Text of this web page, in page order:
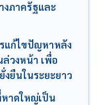
ภาครัฐและ
แก้ไขปัญหาหลัง
ล่วงหน้า เพื่อ
ยืนในระยะยาว
าดใหญ่เป็น